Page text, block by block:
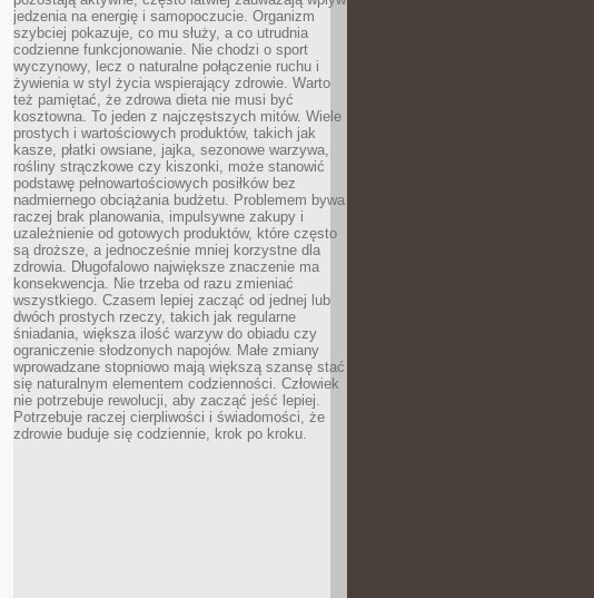
jedzenia na energię i samopoczucie. Organizm
szybciej pokazuje, co mu służy, a co utrudnia
codzienne funkcjonowanie. Nie chodzi o sport
wyczynowy, lecz o naturalne połączenie ruchu i
żywienia w styl życia wspierający zdrowie. Warto
też pamiętać, że zdrowa dieta nie musi być
kosztowna. To jeden z najczęstszych mitów. Wiele
prostych i wartościowych produktów, takich jak
kasze, płatki owsiane, jajka, sezonowe warzywa,
rośliny strączkowe czy kiszonki, może stanowić
podstawę pełnowartościowych posiłków bez
nadmiernego obciążania budżetu. Problemem bywa
raczej brak planowania, impulsywne zakupy i
uzależnienie od gotowych produktów, które często
są droższe, a jednocześnie mniej korzystne dla
zdrowia. Długofalowo największe znaczenie ma
konsekwencja. Nie trzeba od razu zmieniać
wszystkiego. Czasem lepiej zacząć od jednej lub
dwóch prostych rzeczy, takich jak regularne
śniadania, większa ilość warzyw do obiadu czy
ograniczenie słodzonych napojów. Małe zmiany
wprowadzane stopniowo mają większą szansę stać
się naturalnym elementem codzienności. Człowiek
nie potrzebuje rewolucji, aby zacząć jeść lepiej.
Potrzebuje raczej cierpliwości i świadomości, że
zdrowie buduje się codziennie, krok po kroku.